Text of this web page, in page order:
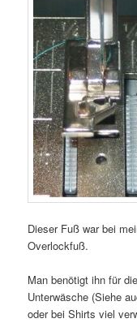
Dieser Fuß war bei
Overlockfuß.
Man benötigt ihn für
Unterwäsche (Siehe
oder bei Shirts viel